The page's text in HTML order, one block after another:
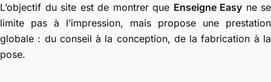
L’objectif du site est de montrer que Enseigne Easy ne se
limite pas à l’impression, mais propose une prestation
globale : du conseil à la conception, de la fabrication à la
pose.